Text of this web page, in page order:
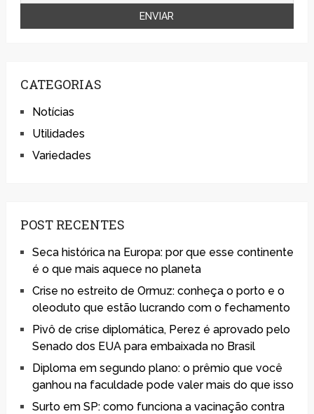
CATEGORIAS
Notícias
Utilidades
Variedades
POST RECENTES
Seca histórica na Europa: por que esse continente
é o que mais aquece no planeta
Crise no estreito de Ormuz: conheça o porto e o
oleoduto que estão lucrando com o fechamento
Pivô de crise diplomática, Perez é aprovado pelo
Senado dos EUA para embaixada no Brasil
Diploma em segundo plano: o prêmio que você
ganhou na faculdade pode valer mais do que isso
Surto em SP: como funciona a vacinação contra